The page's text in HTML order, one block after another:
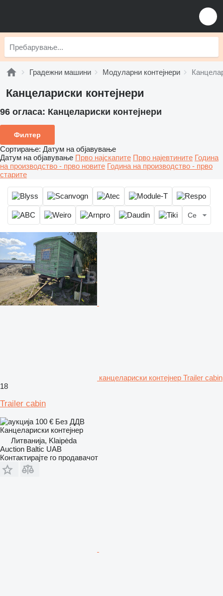
Градежни машини Модуларни контејнери
Канцелариски контејнери
96 огласа: Канцелариски контејнери
Филтер
Сортирање: Датум на објавување
Датум на објавување Прво најскапите Прво најевтините Година
на производство - прво новите Година на производство - прво
старите
Се
канцелариски контејнер Trailer cabin
18
Trailer cabin
100 € Без ДДВ
Канцелариски контејнер
Литванија, Klaipėda
Auction Baltic UAB
Контактирајте го продавачот